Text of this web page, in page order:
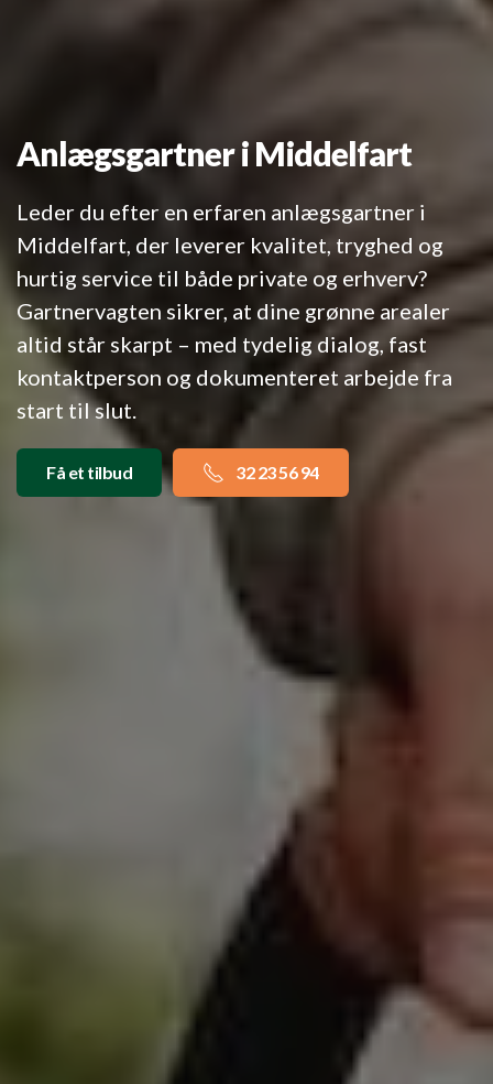
Anlægsgartner i Middelfart
Leder du efter en erfaren anlægsgartner i
Middelfart, der leverer kvalitet, tryghed og
hurtig service til både private og erhverv?
Gartnervagten sikrer, at dine grønne arealer
altid står skarpt – med tydelig dialog, fast
kontaktperson og dokumenteret arbejde fra
start til slut.
Få et tilbud 32 23 56 94